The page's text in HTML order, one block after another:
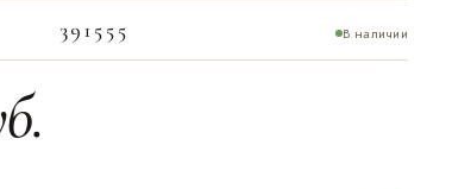
391555 В наличии